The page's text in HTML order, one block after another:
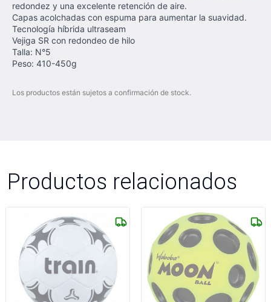
redondez y una excelente retención de aire.
Capas acolchadas con espuma para aumentar la suavidad.
Tecnología híbrida ultraseam
Vejiga SR con redondeo de hilo
Talla: N°5
Peso: 410-450g
Los productos están sujetos a confirmación de stock.
Productos relacionados